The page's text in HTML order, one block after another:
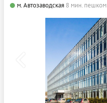
м. Автозаводская 8 мин. пешком